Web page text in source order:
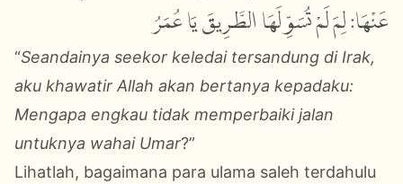
عَنْهَا: لِمَ لَمْ تُسَوِّ لَهَا الطَّرِيقَ يَا عُمَرُ؟
“Seandainya seekor keledai tersandung di Irak,
aku khawatir Allah akan bertanya kepadaku:
Mengapa engkau tidak memperbaiki jalan
untuknya wahai Umar?”
Lihatlah, bagaimana para ulama saleh terdahulu